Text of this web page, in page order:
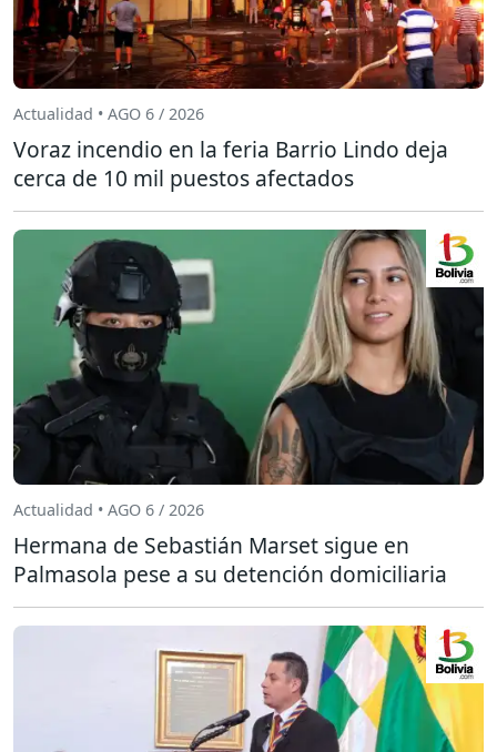
Actualidad • AGO 6 / 2026
Voraz incendio en la feria Barrio Lindo deja
cerca de 10 mil puestos afectados
Actualidad • AGO 6 / 2026
Hermana de Sebastián Marset sigue en
Palmasola pese a su detención domiciliaria